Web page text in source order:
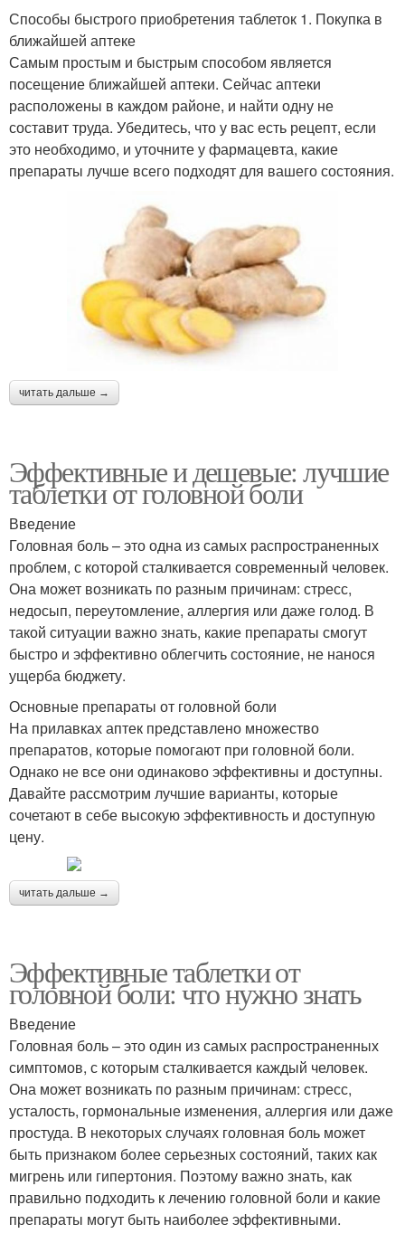
Способы быстрого приобретения таблеток 1. Покупка в
ближайшей аптеке
Самым простым и быстрым способом является
посещение ближайшей аптеки. Сейчас аптеки
расположены в каждом районе, и найти одну не
составит труда. Убедитесь, что у вас есть рецепт, если
это необходимо, и уточните у фармацевта, какие
препараты лучше всего подходят для вашего состояния.
читать дальше →
Эффективные и дешевые: лучшие
таблетки от головной боли
Введение
Головная боль – это одна из самых распространенных
проблем, с которой сталкивается современный человек.
Она может возникать по разным причинам: стресс,
недосып, переутомление, аллергия или даже голод. В
такой ситуации важно знать, какие препараты смогут
быстро и эффективно облегчить состояние, не нанося
ущерба бюджету.
Основные препараты от головной боли
На прилавках аптек представлено множество
препаратов, которые помогают при головной боли.
Однако не все они одинаково эффективны и доступны.
Давайте рассмотрим лучшие варианты, которые
сочетают в себе высокую эффективность и доступную
цену.
читать дальше →
Эффективные таблетки от
головной боли: что нужно знать
Введение
Головная боль – это один из самых распространенных
симптомов, с которым сталкивается каждый человек.
Она может возникать по разным причинам: стресс,
усталость, гормональные изменения, аллергия или даже
простуда. В некоторых случаях головная боль может
быть признаком более серьезных состояний, таких как
мигрень или гипертония. Поэтому важно знать, как
правильно подходить к лечению головной боли и какие
препараты могут быть наиболее эффективными.